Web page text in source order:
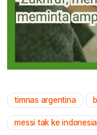
timnas argentina
messi tak ke indonesia